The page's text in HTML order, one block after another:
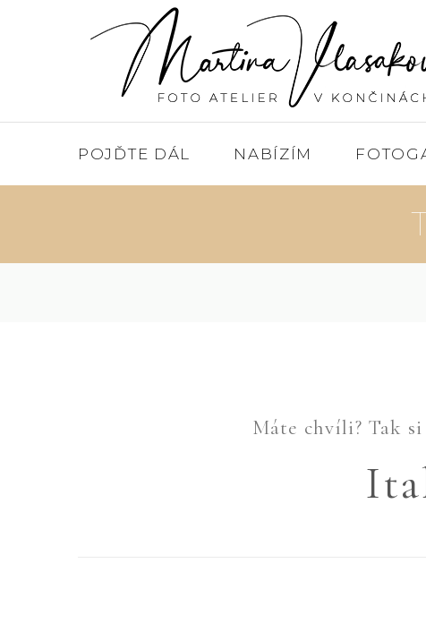
POJĎTE DÁL NABÍZÍM
Máte chvíli? Tak si